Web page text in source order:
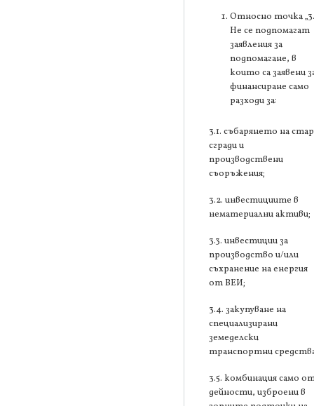
Относно точка „3.
Не се подпомагат
заявления за
подпомагане, в
които са заявени
финансиране само
разходи за:
3.1. събарянето на
сгради и
производствени
съоръжения;
3.2. инвестициите в
нематериални активи;
3.3. инвестиции за
производство и/или
съхранение на енергия
от ВЕИ;
3.4. закупуване на
специализирани
земеделски
транспортни
3.5. комбинация само
дейности, изброени в